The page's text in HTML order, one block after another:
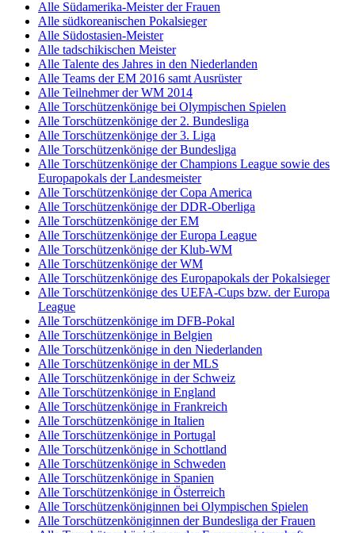
Alle Südamerika-Meister der Frauen
Alle südkoreanischen Pokalsieger
Alle Südostasien-Meister
Alle tadschikischen Meister
Alle Talente des Jahres in den Niederlanden
Alle Teams der EM 2016 samt Ausrüster
Alle Teilnehmer der WM 2014
Alle Torschützenkönige bei Olympischen Spielen
Alle Torschützenkönige der 2. Bundesliga
Alle Torschützenkönige der 3. Liga
Alle Torschützenkönige der Bundesliga
Alle Torschützenkönige der Champions League sowie des
Europapokals der Landesmeister
Alle Torschützenkönige der Copa America
Alle Torschützenkönige der DDR-Oberliga
Alle Torschützenkönige der EM
Alle Torschützenkönige der Europa League
Alle Torschützenkönige der Klub-WM
Alle Torschützenkönige der WM
Alle Torschützenkönige des Europapokals der Pokalsieger
Alle Torschützenkönige des UEFA-Cups bzw. der Europa
League
Alle Torschützenkönige im DFB-Pokal
Alle Torschützenkönige in Belgien
Alle Torschützenkönige in den Niederlanden
Alle Torschützenkönige in der MLS
Alle Torschützenkönige in der Schweiz
Alle Torschützenkönige in England
Alle Torschützenkönige in Frankreich
Alle Torschützenkönige in Italien
Alle Torschützenkönige in Portugal
Alle Torschützenkönige in Schottland
Alle Torschützenkönige in Schweden
Alle Torschützenkönige in Spanien
Alle Torschützenkönige in Österreich
Alle Torschützenköniginnen bei Olympischen Spielen
Alle Torschützenköniginnen der Bundesliga der Frauen